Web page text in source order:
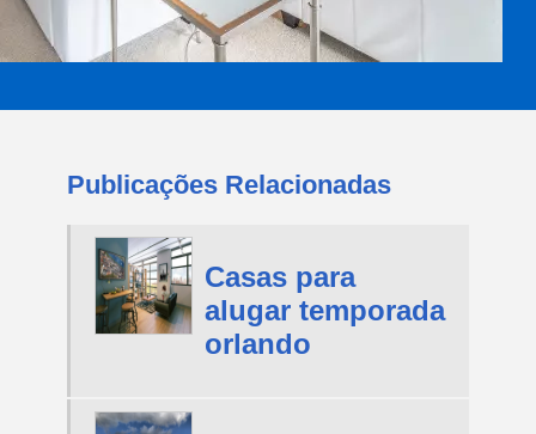
Publicações Relacionadas
Casas para
alugar temporada
orlando